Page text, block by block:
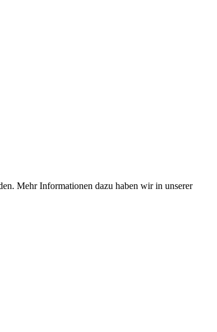
Mehr Informationen dazu haben wir in unserer